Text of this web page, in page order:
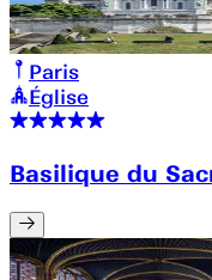
Paris
Église
Basilique du